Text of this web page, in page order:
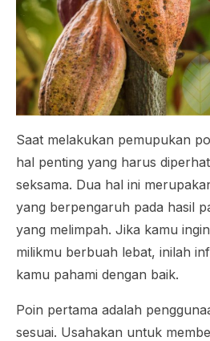
Saat melakukan pemupukan
hal penting yang harus
seksama. Dua hal ini
yang berpengaruh pada hasil
yang melimpah. Jika kamu
milikmu berbuah lebat, inilah
kamu pahami dengan baik.
Poin pertama adalah
sesuai. Usahakan untuk